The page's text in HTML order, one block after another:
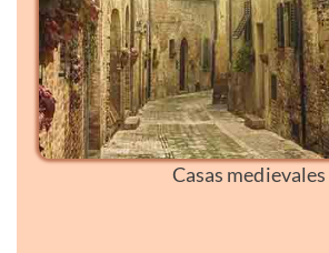
Casas medievales